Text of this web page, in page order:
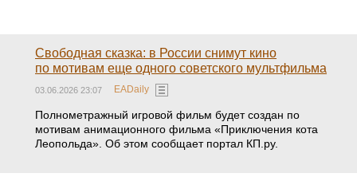
Свободная сказка: в России снимут кино
по мотивам еще одного советского мультфильма
03.06.2026 23:07 EADaily
Полнометражный игровой фильм будет создан по
мотивам анимационного фильма «Приключения кота
Леопольда». Об этом сообщает портал КП.ру.